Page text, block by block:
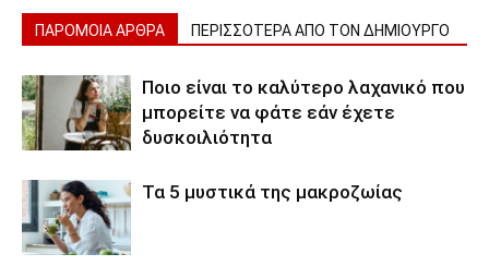
ΠΑΡΟΜΟΙΑ ΑΡΘΡΑ ΠΕΡΙΣΣΟΤΕΡΑ ΑΠΟ ΤΟΝ ΔΗΜΙΟΥΡΓΟ
Ποιο είναι το καλύτερο λαχανικό που
μπορείτε να φάτε εάν έχετε
δυσκοιλιότητα
Τα 5 μυστικά της μακροζωίας